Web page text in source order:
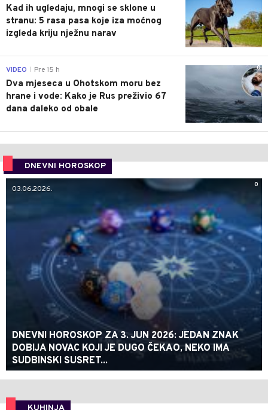
Kad ih ugledaju, mnogi se sklone u
stranu: 5 rasa pasa koje iza moćnog
izgleda kriju nježnu narav
0
VIDEO Pre 15 h
Dva mjeseca u Ohotskom moru bez
hrane i vode: Kako je Rus preživio 67
dana daleko od obale
DNEVNI HOROSKOP
0
03.06.2026.
DNEVNI HOROSKOP ZA 3. JUN 2026: JEDAN ZNAK
DOBIJA NOVAC KOJI JE DUGO ČEKAO, NEKO IMA
SUDBINSKI SUSRET...